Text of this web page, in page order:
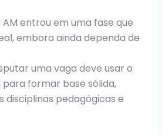
AM entrou em uma fase que
embora ainda dependa de
uma vaga deve usar o
formar base sólida,
disciplinas pedagógicas e